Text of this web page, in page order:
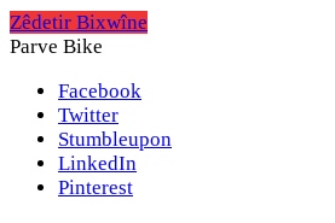
Zêdetir Bixwîne
Parve Bike
Facebook
Twitter
Stumbleupon
LinkedIn
Pinterest